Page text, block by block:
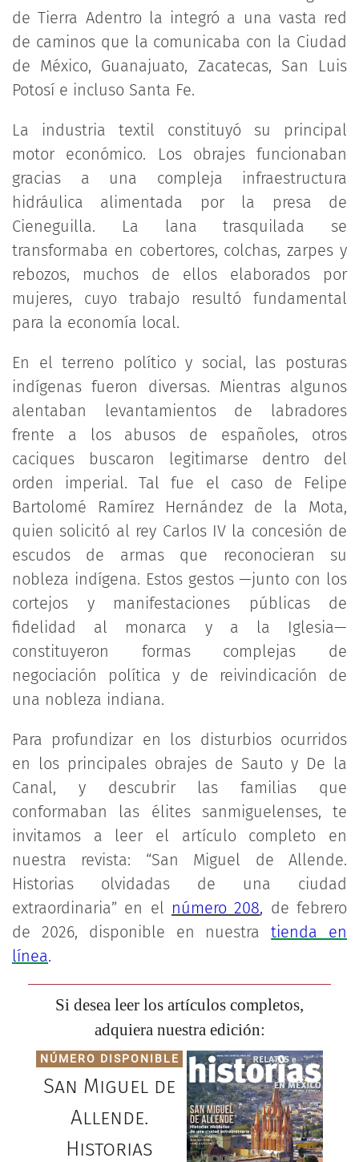
de Tierra Adentro la integró a una vasta red
de caminos que la comunicaba con la Ciudad
de México, Guanajuato, Zacatecas, San Luis
Potosí e incluso Santa Fe.
La industria textil constituyó su principal
motor económico. Los obrajes funcionaban
gracias a una compleja infraestructura
hidráulica alimentada por la presa de
Cieneguilla. La lana trasquilada se
transformaba en cobertores, colchas, zarpes y
rebozos, muchos de ellos elaborados por
mujeres, cuyo trabajo resultó fundamental
para la economía local.
En el terreno político y social, las posturas
indígenas fueron diversas. Mientras algunos
alentaban levantamientos de labradores
frente a los abusos de españoles, otros
caciques buscaron legitimarse dentro del
orden imperial. Tal fue el caso de Felipe
Bartolomé Ramírez Hernández de la Mota,
quien solicitó al rey Carlos IV la concesión de
escudos de armas que reconocieran su
nobleza indígena. Estos gestos —junto con los
cortejos y manifestaciones públicas de
fidelidad al monarca y a la Iglesia—
constituyeron formas complejas de
negociación política y de reivindicación de
una nobleza indiana.
Para profundizar en los disturbios ocurridos
en los principales obrajes de Sauto y De la
Canal, y descubrir las familias que
conformaban las élites sanmiguelenses, te
invitamos a leer el artículo completo en
nuestra revista: “San Miguel de Allende.
Historias olvidadas de una ciudad
extraordinaria” en el número 208, de febrero
de 2026, disponible en nuestra
tienda en
línea.
Si desea leer los artículos completos,
adquiera nuestra edición:
NÚMERO DISPONIBLE
San Miguel de
Allende.
Historias